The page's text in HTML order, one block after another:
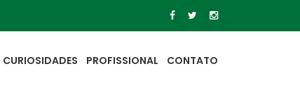
CURIOSIDADES PROFISSIONAL CONTATO